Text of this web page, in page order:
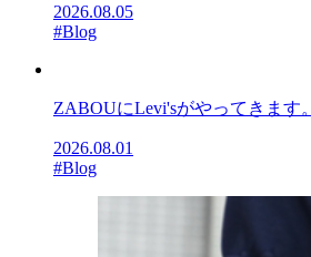
2026.08.05
#Blog
ZABOUにLevi'sがやってきます。
2026.08.01
#Blog